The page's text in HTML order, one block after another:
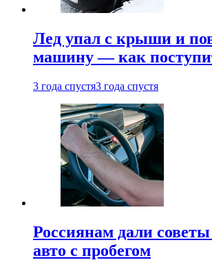
Лед упал с крыши и
машину — как
3 года спустя3 года спустя
Россиянам дали
авто с пробегом